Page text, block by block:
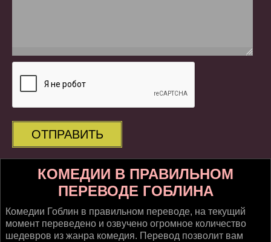
ОТПРАВИТЬ
КОМЕДИИ В ПРАВИЛЬНОМ
ПЕРЕВОДЕ ГОБЛИНА
Комедии Гоблин в правильном переводе, на текущий
момент переведено и озвучено огромное количество
шедевров из жанра комедия. Перевод позволит вам